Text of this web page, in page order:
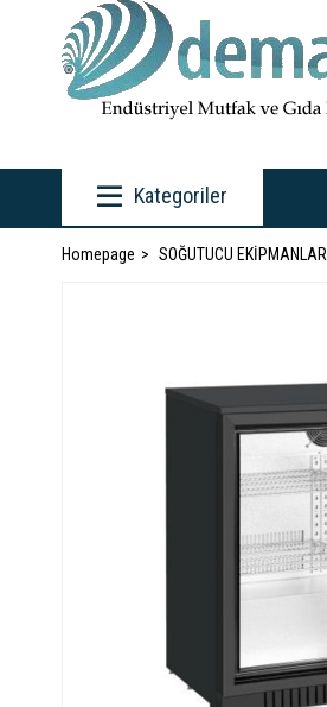
Kategoriler
Homepage SOĞUTUCU EKİPMANLAR